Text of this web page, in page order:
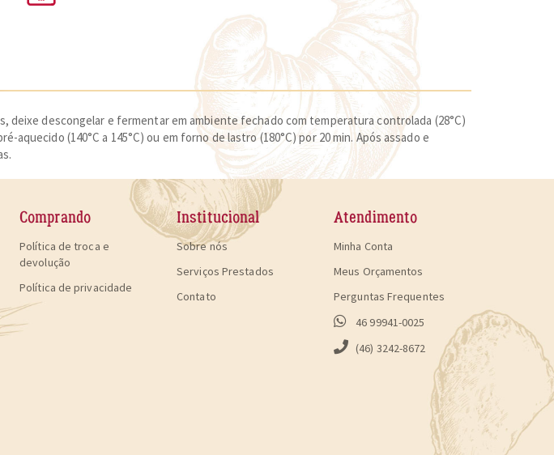
descongelar e fermentar em ambiente fechado com temperatura controlada (28°C)
(140°C a 145°C) ou em forno de lastro (180°C) por 20 min. Após assado e
Comprando
Política de troca e
devolução
Política de privacidade
Institucional
Sobre nós
Serviços Prestados
Contato
Atendimento
Minha Conta
Meus Orçamentos
Perguntas Frequentes
46 99941-0025
(46) 3242-8672